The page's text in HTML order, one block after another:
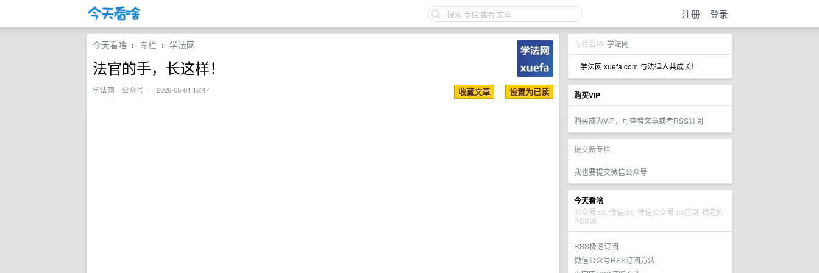
注册 登录
专栏名称: 学法网
学法网 xuefa.com 与法律人共成长！
购买VIP
购买成为VIP，可查看文章或者RSS订阅
提交新专栏
我也要提交微信公众号
今天看啥
公众号rss, 微信rss, 微信公众号rss订阅, 稳定的
RSS源
RSS极速订阅
微信公众号RSS订阅方法
今天看啥 › 专栏 › 学法网
法官的手，长这样！
学法网 · 公众号 · · 2026-05-01 16:47